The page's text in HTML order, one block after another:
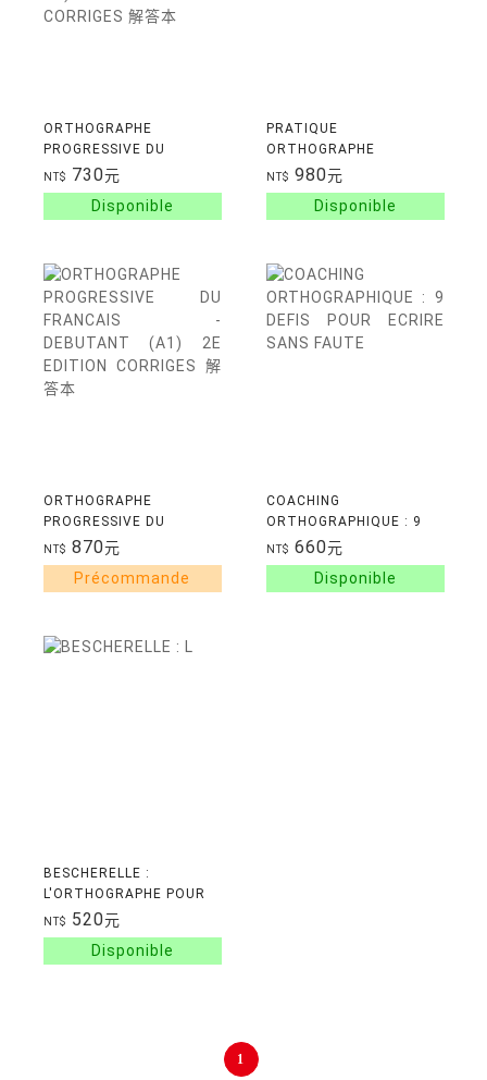
ORTHOGRAPHE
PROGRESSIVE DU
FRANCAIS -
INTERMEDIAIRE (A2-B1)
3E EDITION CORRIGES 解
NT$ 730元
PRATIQUE
ORTHOGRAPHE
NIV.A1.A2
NT$ 980元
ORTHOGRAPHE
PROGRESSIVE DU
FRANCAIS - DEBUTANT
(A1) 2E EDITION
CORRIGES 解答本
NT$ 870元
COACHING
ORTHOGRAPHIQUE : 9
DEFIS POUR ECRIRE
SANS FAUTE
NT$ 660元
BESCHERELLE :
L'ORTHOGRAPHE POUR
TOUS
NT$ 520元
1